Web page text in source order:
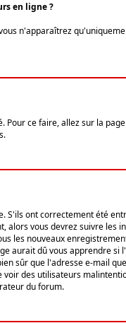
en ligne ?
n'apparaîtrez
ce faire, allez sur la
ont correctement été
alors vous devrez suivre les
les nouveaux
aurait dû vous apprendre si
sûr que l'adresse e-mail
des utilisateurs
du forum.